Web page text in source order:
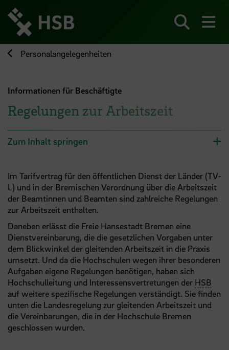
zum
Seiteninhalt
springen
Personalangelegenheiten
Informationen für Beschäftigte
Regelungen zur Arbeitszeit
Zum Inhalt springen
Im Tarifvertrag für den öffentlichen Dienst der Länder (TV-
L) und in der Bremischen Verordnung über die Arbeitszeit
der Beamtinnen und Beamten sind zahlreiche Regelungen
zur Arbeitszeit enthalten.
Daneben erlässt die Freie Hansestadt Bremen eine
Dienstvereinbarung, die die gesetzlichen Vorgaben unter
dem Blickwinkel der gleitenden Arbeitszeit in die Praxis
umsetzt. Und da die Hochschulen wegen ihrer besonderen
Aufgaben eigene Regelungen benötigen, haben sich
Hochschulleitung und Interessensvertretungen der HSB
auf weitere spezifische Regelungen verständigt. Sie finden
unten die Landesregelung zur gleitenden Arbeitszeit und
die Vereinbarungen, die in der Hochschule Bremen
geschlossen wurden.